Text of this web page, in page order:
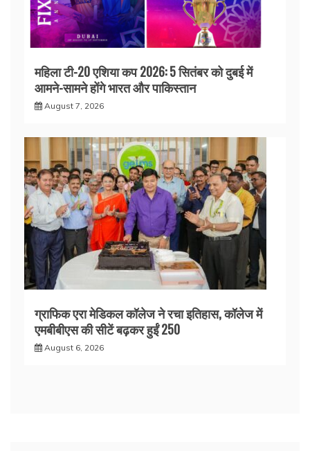
महिला टी-20 एशिया कप 2026: 5 सितंबर को दुबई में
आमने-सामने होंगे भारत और पाकिस्तान
August 7, 2026
ग्राफिक एरा मेडिकल कॉलेज ने रचा इतिहास, कॉलेज में
एमबीबीएस की सीटें बढ़कर हुईं 250
August 6, 2026